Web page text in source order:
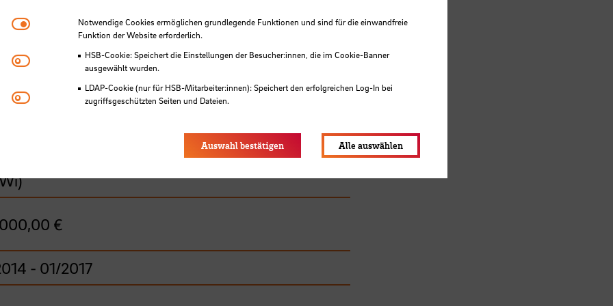
Jörg, Prof. Dr.-Ing.
Bremen, Fakultät 5
Bundesministerium für Wirtschaft und Energie
€
- 01/2017
Notwendige CookiesNotwendige Cookies ermöglichen grundlegende Funktionen und sind für die einwandfreie
Funktion der Website erforderlich.
HSB-Cookie: Speichert die Einstellungen der Besucher:innen, die im Cookie-Banner
ausgewählt wurden.
LDAP-Cookie (nur für HSB-Mitarbeiter:innen): Speichert den erfolgreichen Log-In bei
zugriffsgeschützten Seiten und Dateien.
Matomo
Youtube
Auswahl bestätigen Alle auswählen